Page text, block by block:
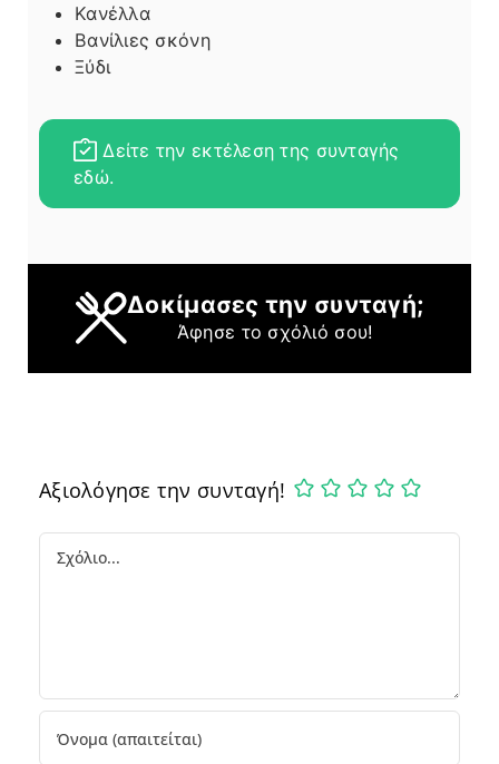
Κανέλλα
Βανίλιες σκόνη
Ξύδι
Δείτε την εκτέλεση της συνταγής
εδώ.
Δοκίμασες την συνταγή;
Άφησε το σχόλιό σου!
Αξιολόγησε την συνταγή!
Comment